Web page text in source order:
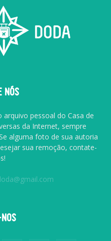
NÓS
pessoal do Casa de
da Internet, sempre
alguma foto de sua autoria
sua remoção, contate-